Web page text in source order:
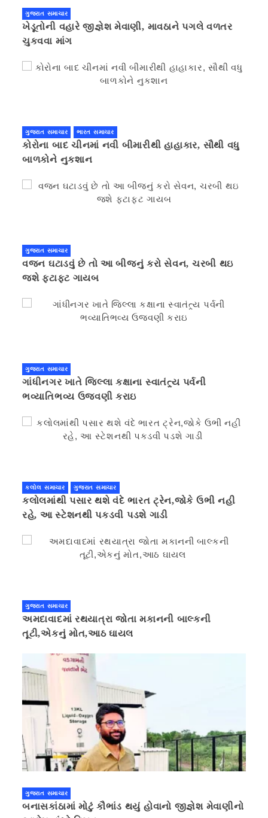
ગુજરાત સમાચાર
ખેડૂતોની વહારે જીજ્ઞેશ મેવાણી, માવઠાને પગલે વળતર
ચુકવવા માંગ
ગુજરાત સમાચાર ભારત સમાચાર
કોરોના બાદ ચીનમાં નવી બીમારીથી હાહાકાર, સૌથી વધુ
બાળકોને નુકશાન
ગુજરાત સમાચાર
વજન ઘટાડવું છે તો આ બીજનું કરો સેવન, ચરબી થઇ
જશે ફટાફટ ગાયબ
ગુજરાત સમાચાર
ગાંધીનગર ખાતે જિલ્લા કક્ષાના સ્વાતંત્ર્ય પર્વની
ભવ્યાતિભવ્ય ઉજવણી કરાઇ
કલોલ સમાચાર ગુજરાત સમાચાર
કલોલમાંથી પસાર થશે વંદે ભારત ટ્રેન,જોકે ઉભી નહી
રહે, આ સ્ટેશનથી પકડવી પડશે ગાડી
ગુજરાત સમાચાર
અમદાવાદમાં રથયાત્રા જોતા મકાનની બાલ્કની
તૂટી,એકનું મોત,આઠ ઘાયલ
ગુજરાત સમાચાર
બનાસકાંઠામાં મોટું કૌભાંડ થયું હોવાનો જીજ્ઞેશ મેવાણીનો